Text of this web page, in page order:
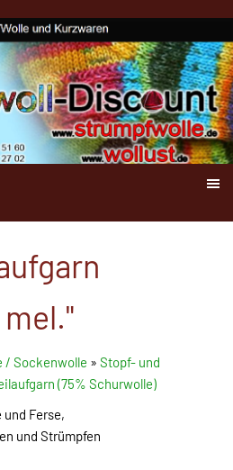
/ Sockenwolle » Stopf- und
(75% Schurwolle)
Ferse,
und Strümpfen